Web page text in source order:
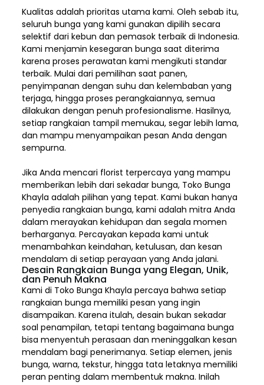
Kualitas adalah prioritas utama kami. Oleh sebab itu,
seluruh bunga yang kami gunakan dipilih secara
selektif dari kebun dan pemasok terbaik di Indonesia.
Kami menjamin kesegaran bunga saat diterima
karena proses perawatan kami mengikuti standar
terbaik. Mulai dari pemilihan saat panen,
penyimpanan dengan suhu dan kelembaban yang
terjaga, hingga proses perangkaiannya, semua
dilakukan dengan penuh profesionalisme. Hasilnya,
setiap rangkaian tampil memukau, segar lebih lama,
dan mampu menyampaikan pesan Anda dengan
sempurna.
Jika Anda mencari florist terpercaya yang mampu
memberikan lebih dari sekadar bunga, Toko Bunga
Khayla adalah pilihan yang tepat. Kami bukan hanya
penyedia rangkaian bunga, kami adalah mitra Anda
dalam merayakan kehidupan dan segala momen
berharganya. Percayakan kepada kami untuk
menambahkan keindahan, ketulusan, dan kesan
mendalam di setiap perayaan yang Anda jalani.
Desain Rangkaian Bunga yang Elegan, Unik,
dan Penuh Makna
Kami di Toko Bunga Khayla percaya bahwa setiap
rangkaian bunga memiliki pesan yang ingin
disampaikan. Karena itulah, desain bukan sekadar
soal penampilan, tetapi tentang bagaimana bunga
bisa menyentuh perasaan dan meninggalkan kesan
mendalam bagi penerimanya. Setiap elemen, jenis
bunga, warna, tekstur, hingga tata letaknya memiliki
peran penting dalam membentuk makna. Inilah